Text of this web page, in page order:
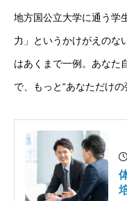
地方国公立大学に通う学
力」というかけがえのな
はあくまで一例。あなた
で、もっと“あなただけの